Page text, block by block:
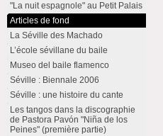
"La nuit espagnole" au Petit Palais
Articles de fond
La Séville des Machado
L’école sévillane du baile
Museo del baile flamenco
Séville : Biennale 2006
Séville : une histoire du cante
Les tangos dans la discographie
de Pastora Pavón "Niña de los
Peines" (première partie)